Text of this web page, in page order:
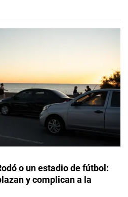
o un estadio de fútbol:
y complican a la